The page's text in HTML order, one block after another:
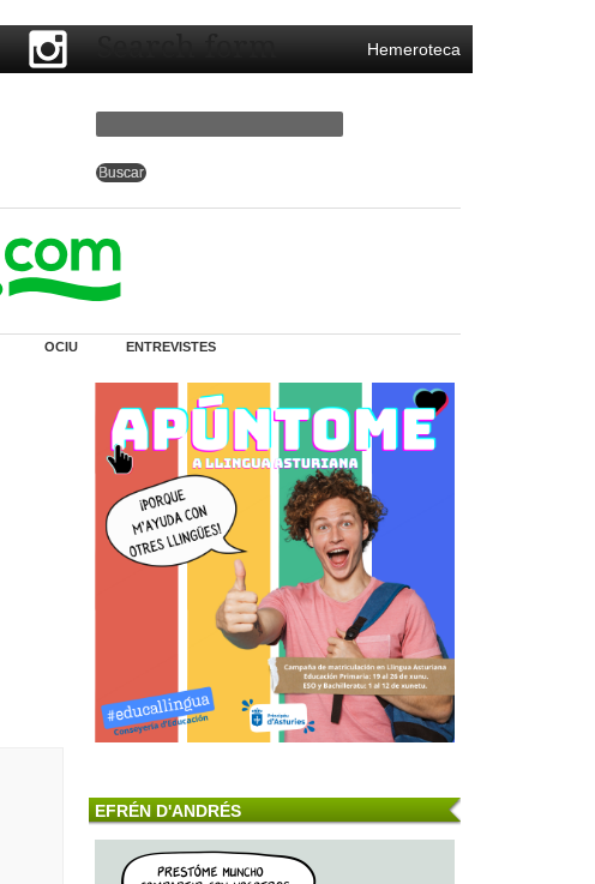
Hemeroteca
Search form
OCIU ENTREVISTES
EFRÉN D'ANDRÉS